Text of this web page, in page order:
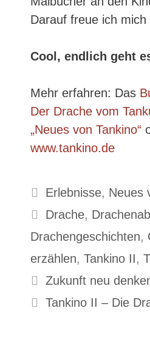
Darauf freue ich mich
Cool, endlich geht
Mehr erfahren: Das
Der Drache vom
„Neues von Tankino“
www.tankino.de
Kategorien
Erlebnisse, Neues
Schlagwörter
Drache,
Drachengeschichten,
erzählen, Tankino II,
Zukunft neu
Tankino II – Die